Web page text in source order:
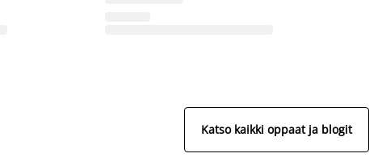
Katso kaikki oppaat ja blogit